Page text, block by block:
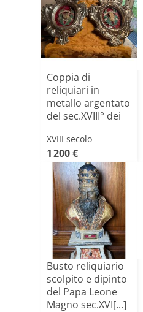
Coppia di
reliquiari in
metallo argentato
del sec.XVIII° dei
XVIII secolo
1 200 €
Busto reliquiario
scolpito e dipinto
del Papa Leone
Magno sec.XVI[...]